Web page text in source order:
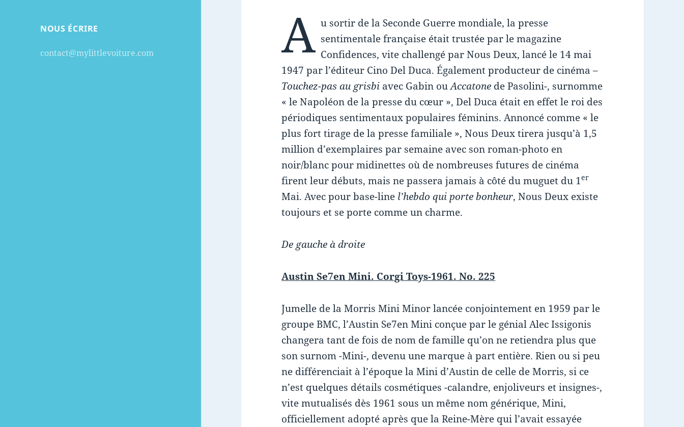
NOUS ÉCRIRE
contact@mylittlevoiture.com A u sortir de la Seconde Guerre mondiale, la presse
sentimentale française était trustée par le magazine
Confidences, vite challengé par Nous Deux, lancé le 14 mai
1947 par l’éditeur Cino Del Duca. Également producteur de cinéma –
Touchez-pas au grisbi avec Gabin ouAccatone de Pasolini-, surnomme
« le Napoléon de la presse du cœur », Del Duca était en effet le roi des
périodiques sentimentaux populaires féminins. Annoncé comme « le
plus fort tirage de la presse familiale », Nous Deux tirera jusqu’à 1,5
million d’exemplaires par semaine avec son roman-photo en
noir/blanc pour midinettes où de nombreuses futures de cinéma
firent leur débuts, mais ne passera jamais à côté du muguet du 1er
Mai. Avec pour base-line l’hebdo qui porte bonheur, Nous Deux existe
toujours et se porte comme un charme.
De gauche à droite
Austin Se7en Mini. Corgi Toys-1961. No. 225
Jumelle de la Morris Mini Minor lancée conjointement en 1959 par le
groupe BMC, l’Austin Se7en Mini conçue par le génial Alec Issigonis
changera tant de fois de nom de famille qu’on ne retiendra plus que
son surnom -Mini-, devenu une marque à part entière. Rien ou si peu
ne différenciait à l’époque la Mini d’Austin de celle de Morris, si ce
n’est quelques détails cosmétiques -calandre, enjoliveurs et insignes-,
vite mutualisés dès 1961 sous un même nom générique, Mini,
officiellement adopté après que la Reine-Mère qui l’avait essayée